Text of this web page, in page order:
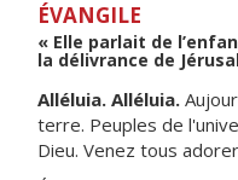
ÉVANGILE
« Elle parlait de
la délivrance de
Alléluia. Alléluia.
terre. Peuples de
Dieu. Venez tous